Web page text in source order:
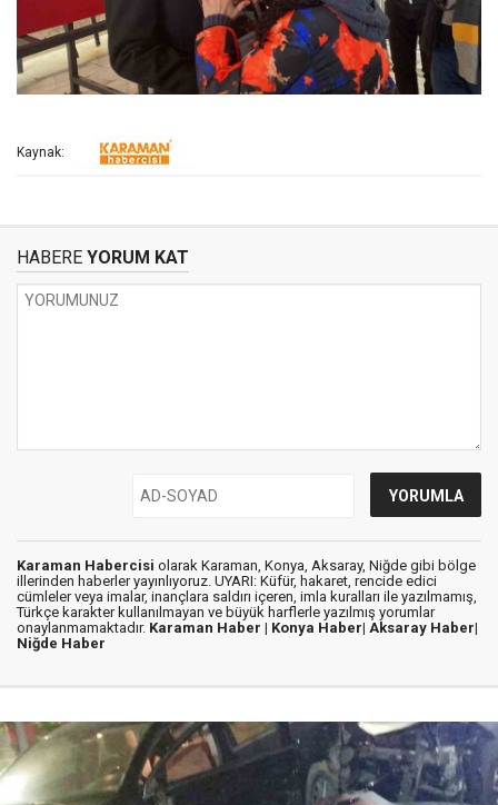
Kaynak:
HABERE YORUM KAT
Karaman Habercisi olarak Karaman, Konya, Aksaray, Niğde gibi bölge
illerinden haberler yayınlıyoruz. UYARI: Küfür, hakaret, rencide edici
cümleler veya imalar, inançlara saldırı içeren, imla kuralları ile yazılmamış,
Türkçe karakter kullanılmayan ve büyük harflerle yazılmış yorumlar
onaylanmamaktadır. Karaman Haber | Konya Haber| Aksaray Haber|
Niğde Haber